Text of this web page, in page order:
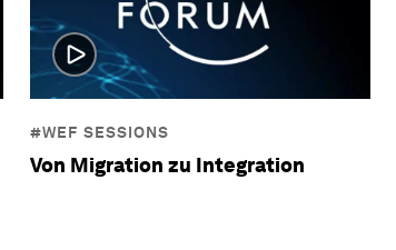
#WEF SESSIONS
Von Migration zu Integration